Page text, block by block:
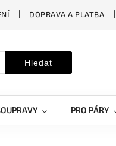
DOPRAVA A PLATBA
Hledat
PRO PÁRY